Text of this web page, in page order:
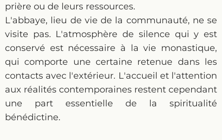
prière ou de leurs ressources.
L'abbaye, lieu de vie de la communauté, ne se
visite pas. L'atmosphère de silence qui y est
conservé est nécessaire à la vie monastique,
qui comporte une certaine retenue dans les
contacts avec l'extérieur. L'accueil et l'attention
aux réalités contemporaines restent cependant
une part essentielle de la spiritualité
bénédictine.